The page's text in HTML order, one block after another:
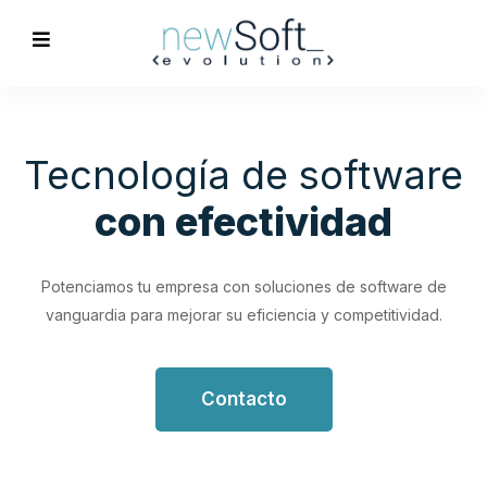
Optimización de
Procesos
Empresariales
trabajo.